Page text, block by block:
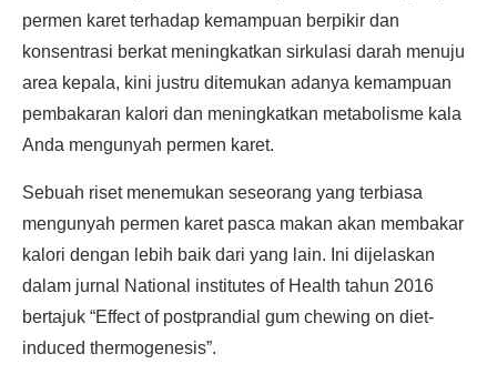
permen karet terhadap kemampuan berpikir dan
konsentrasi berkat meningkatkan sirkulasi darah menuju
area kepala, kini justru ditemukan adanya kemampuan
pembakaran kalori dan meningkatkan metabolisme kala
Anda mengunyah permen karet.
Sebuah riset menemukan seseorang yang terbiasa
mengunyah permen karet pasca makan akan membakar
kalori dengan lebih baik dari yang lain. Ini dijelaskan
dalam jurnal National institutes of Health tahun 2016
bertajuk “Effect of postprandial gum chewing on diet-
induced thermogenesis”.